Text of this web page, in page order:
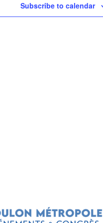
Subscribe to calendar